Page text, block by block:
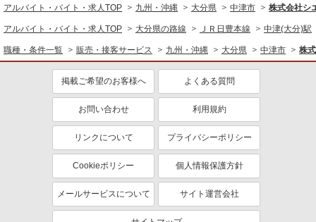
アルバイト・バイト・求人TOP 九州・沖縄 大分県 中津市 株式会社シ
アルバイト・バイト・求人TOP 大分県の路線 ＪＲ日豊本線 中津(大分)駅
職種・条件一覧 販売・接客サービス 九州・沖縄 大分県 中津市 株
掲載ご希望のお客様へ よくある質問
お問い合わせ 利用規約
リンクについて プライバシーポリシー
Cookieポリシー 個人情報保護方針
メールサービスについて サイト運営会社